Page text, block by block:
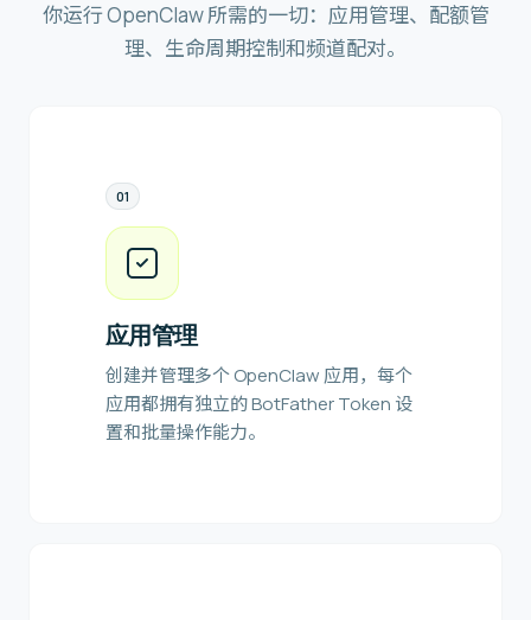
你运行 OpenClaw 所需的一切：应用管理、配额管
理、生命周期控制和频道配对。
01
应用管理
创建并管理多个 OpenClaw 应用，每个
应用都拥有独立的 BotFather Token 设
置和批量操作能力。